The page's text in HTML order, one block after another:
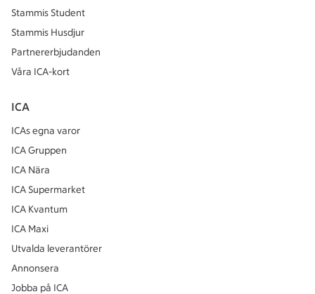
Stammis Student
Stammis Husdjur
Partnererbjudanden
Våra ICA-kort
ICA
ICAs egna varor
ICA Gruppen
ICA Nära
ICA Supermarket
ICA Kvantum
ICA Maxi
Utvalda leverantörer
Annonsera
Jobba på ICA